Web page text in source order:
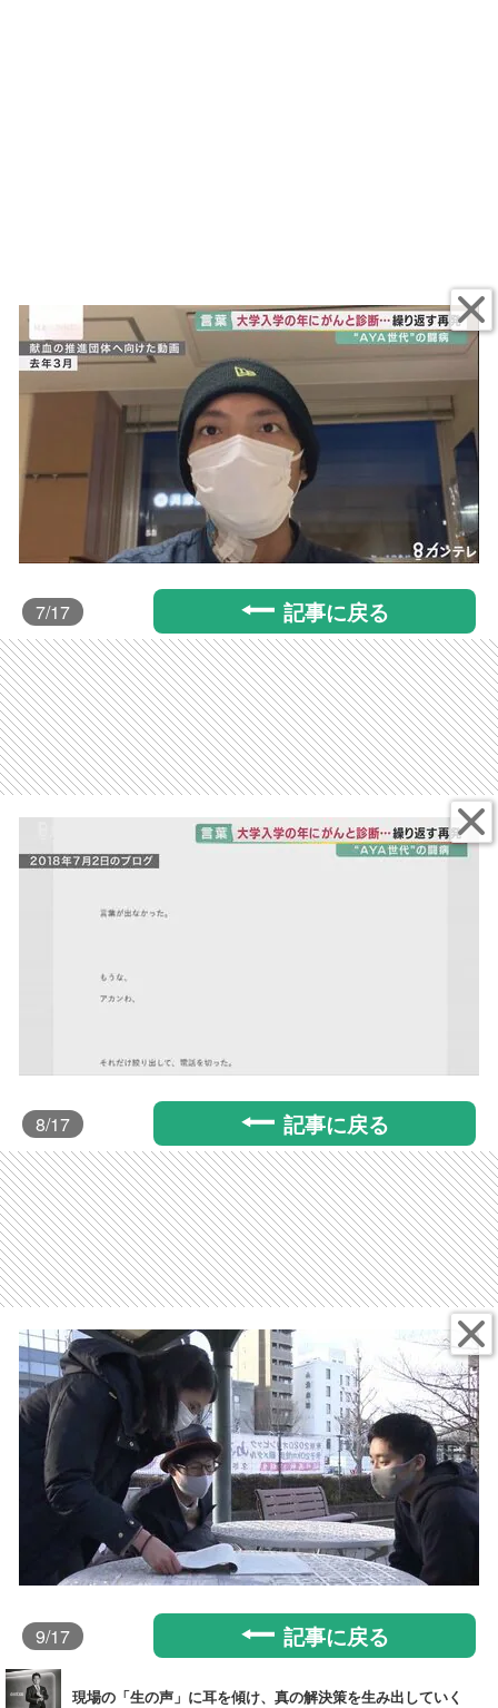
7/17 記事に戻る
8/17 記事に戻る
9/17 記事に戻る
現場の「生の声」に耳を傾け、真の解決策を生み出していく